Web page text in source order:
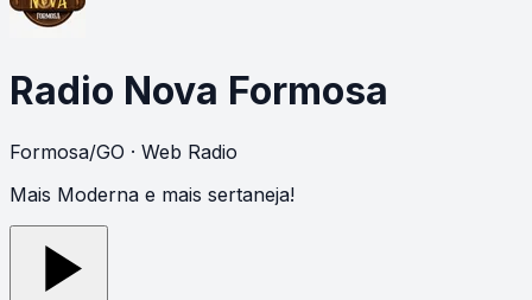
Radio Nova Formosa
Formosa/GO · Web Radio
Mais Moderna e mais sertaneja!